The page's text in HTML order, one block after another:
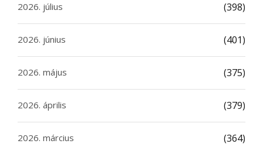
2026. július (398)
2026. június (401)
2026. május (375)
2026. április (379)
2026. március (364)